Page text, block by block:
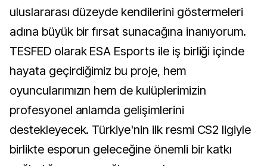
uluslararası düzeyde kendilerini göstermeleri
adına büyük bir fırsat sunacağına inanıyorum.
TESFED olarak ESA Esports ile iş birliği içinde
hayata geçirdiğimiz bu proje, hem
oyuncularımızın hem de kulüplerimizin
profesyonel anlamda gelişimlerini
destekleyecek. Türkiye'nin ilk resmi CS2 ligiyle
birlikte esporun geleceğine önemli bir katkı